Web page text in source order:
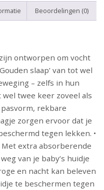
Beoordelingen (0)
ontworpen om vocht
slaap’ van tot wel
– zelfs in hun
wel twee keer zoveel als
rekbare
zorgen ervoor dat je
tegen lekken. •
extra absorberende
van je baby’s huidje
en nacht kan beleven
te beschermen tegen